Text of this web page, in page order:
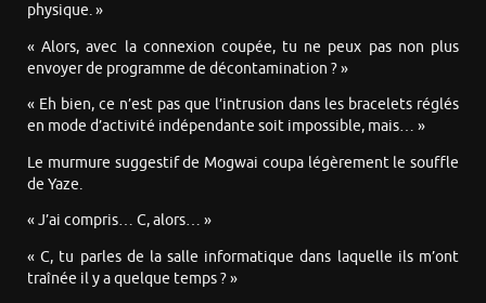
physique. »
« Alors, avec la connexion coupée, tu ne peux pas non plus
envoyer de programme de décontamination ? »
« Eh bien, ce n’est pas que l’intrusion dans les bracelets réglés
en mode d’activité indépendante soit impossible, mais… »
Le murmure suggestif de Mogwai coupa légèrement le souffle
de Yaze.
« J’ai compris… C, alors… »
« C, tu parles de la salle informatique dans laquelle ils m’ont
traînée il y a quelque temps ? »